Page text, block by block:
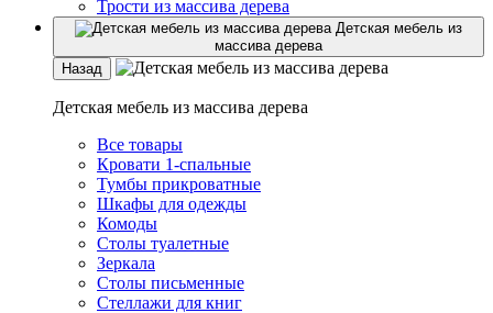
Трости из массива дерева
Детская мебель из
массива дерева
Назад
Детская мебель из массива дерева
Все товары
Кровати 1-спальные
Тумбы прикроватные
Шкафы для одежды
Комоды
Столы туалетные
Зеркала
Столы письменные
Стеллажи для книг